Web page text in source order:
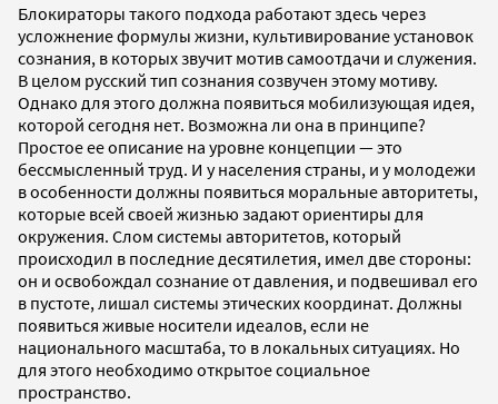
Блокираторы такого подхода работают здесь через
усложнение формулы жизни, культивирование установок
сознания, в которых звучит мотив самоотдачи и служения.
В целом русский тип сознания созвучен этому мотиву.
Однако для этого должна появиться мобилизующая идея,
которой сегодня нет. Возможна ли она в принципе?
Простое ее описание на уровне концепции — это
бессмысленный труд. И у населения страны, и у молодежи
в особенности должны появиться моральные авторитеты,
которые всей своей жизнью задают ориентиры для
окружения. Слом системы авторитетов, который
происходил в последние десятилетия, имел две стороны:
он и освобождал сознание от давления, и подвешивал его
в пустоте, лишал системы этических координат. Должны
появиться живые носители идеалов, если не
национального масштаба, то в локальных ситуациях. Но
для этого необходимо открытое социальное
пространство.